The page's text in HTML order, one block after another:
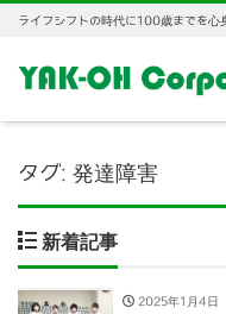
ライフシフトの時代に100歳までを心
タグ: 発達障害
新着記事
2025年1月4日